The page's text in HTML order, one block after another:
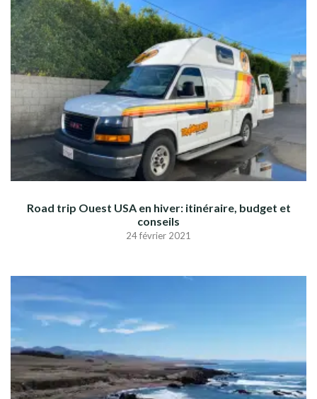
Road trip Ouest USA en hiver: itinéraire, budget et
conseils
24 février 2021